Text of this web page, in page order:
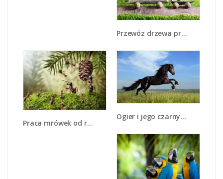
Przewóz drzewa przez mrówki - Z316
Praca mrówek od rana do wieczora - Z321
Ogier i jego czarny charakter - Z171